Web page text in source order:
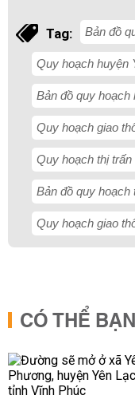
Tag: Bản đồ
Quy hoạch huyện
Bản đồ quy hoạch
Quy hoạch giao
Quy hoạch thị trấn
Bản đồ quy hoạch
Quy hoạch giao
CÓ THỂ